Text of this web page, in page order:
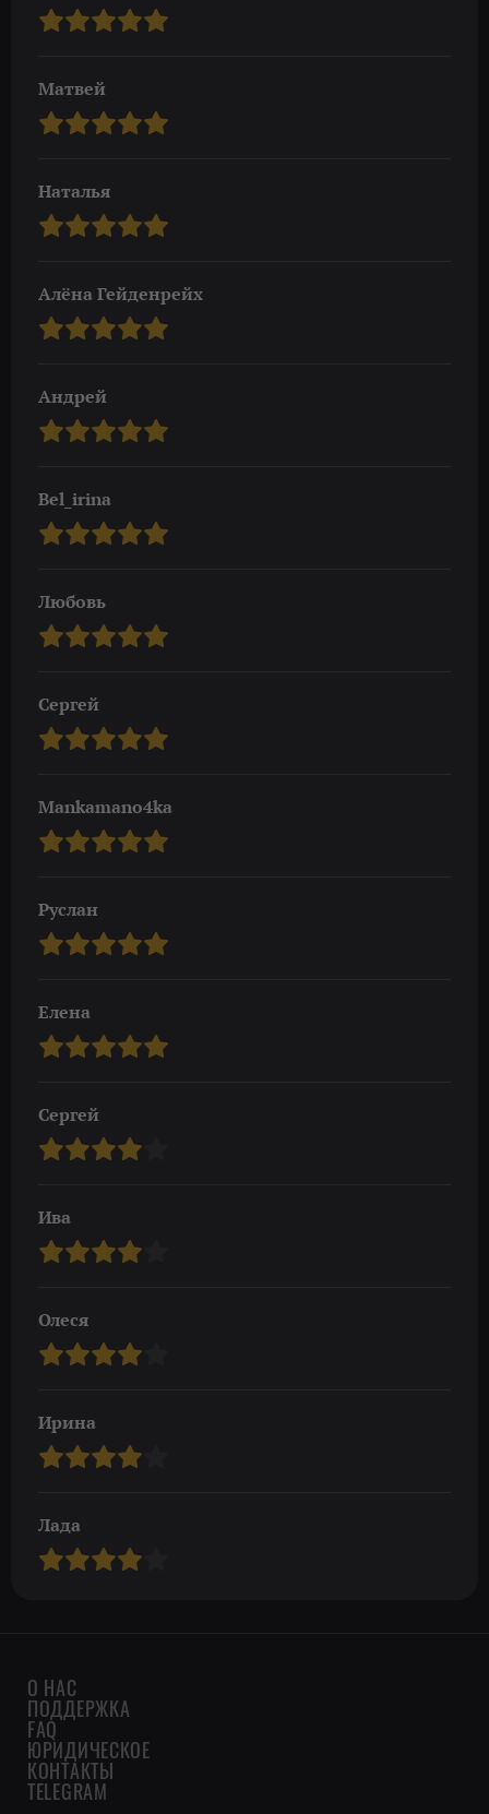
Матвей
Наталья
Алёна Гейденрейх
Андрей
Bel_irina
Любовь
Сергей
Mankamano4ka
Руслан
Елена
Сергей
Ива
Олеся
Ирина
Лада
О НАС
ПОДДЕРЖКА
FAQ
ЮРИДИЧЕСКОЕ
КОНТАКТЫ
TELEGRAM